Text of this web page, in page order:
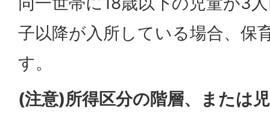
子以降が入所している場合、保
す。
(注意)所得区分の階層、または